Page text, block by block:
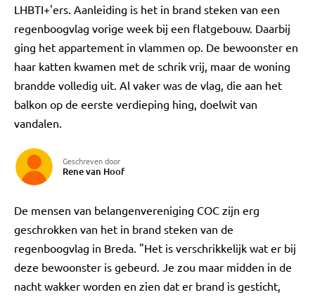
LHBTI+'ers. Aanleiding is het in brand steken van een
regenboogvlag vorige week bij een flatgebouw. Daarbij
ging het appartement in vlammen op. De bewoonster en
haar katten kwamen met de schrik vrij, maar de woning
brandde volledig uit. Al vaker was de vlag, die aan het
balkon op de eerste verdieping hing, doelwit van
vandalen.
Geschreven door
Rene van Hoof
De mensen van belangenvereniging COC zijn erg
geschrokken van het in brand steken van de
regenboogvlag in Breda. "Het is verschrikkelijk wat er bij
deze bewoonster is gebeurd. Je zou maar midden in de
nacht wakker worden en zien dat er brand is gesticht,